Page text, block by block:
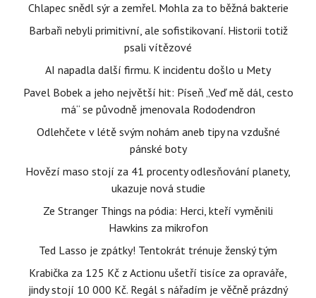
Chlapec snědl sýr a zemřel. Mohla za to běžná bakterie
Barbaři nebyli primitivní, ale sofistikovaní. Historii totiž
psali vítězové
AI napadla další firmu. K incidentu došlo u Mety
Pavel Bobek a jeho největší hit: Píseň „Veď mě dál, cesto
má“ se původně jmenovala Rododendron
Odlehčete v létě svým nohám aneb tipy na vzdušné
pánské boty
Hovězí maso stojí za 41 procenty odlesňování planety,
ukazuje nová studie
Ze Stranger Things na pódia: Herci, kteří vyměnili
Hawkins za mikrofon
Ted Lasso je zpátky! Tentokrát trénuje ženský tým
Krabička za 125 Kč z Actionu ušetří tisíce za opraváře,
jindy stojí 10 000 Kč. Regál s nářadím je věčně prázdný